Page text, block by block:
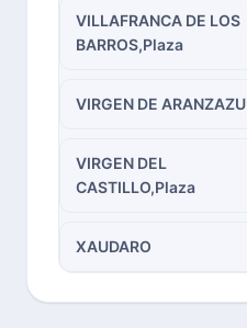
VILLAFRANCA DE LOS
BARROS,Plaza
VIRGEN DE ARANZAZU
VIRGEN DEL
CASTILLO,Plaza
XAUDARO